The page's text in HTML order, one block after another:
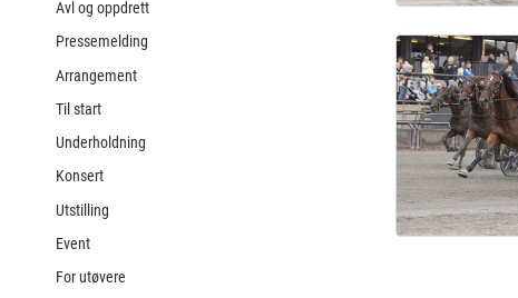
Avl og oppdrett
Pressemelding
Arrangement
Til start
Underholdning
Konsert
Utstilling
Event
For utøvere